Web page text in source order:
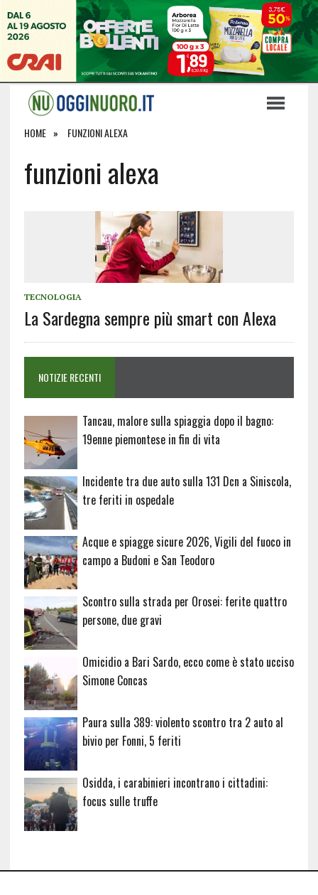
HOME FUNZIONI ALEXA
funzioni alexa
TECNOLOGIA
La Sardegna sempre più smart con Alexa
NOTIZIE RECENTI
Tancau, malore sulla spiaggia dopo il bagno:
19enne piemontese in fin di vita
Incidente tra due auto sulla 131 Dcn a Siniscola,
tre feriti in ospedale
Acque e spiagge sicure 2026, Vigili del fuoco in
campo a Budoni e San Teodoro
Scontro sulla strada per Orosei: ferite quattro
persone, due gravi
Omicidio a Bari Sardo, ecco come è stato ucciso
Simone Concas
Paura sulla 389: violento scontro tra 2 auto al
bivio per Fonni, 5 feriti
Osidda, i carabinieri incontrano i cittadini:
focus sulle truffe